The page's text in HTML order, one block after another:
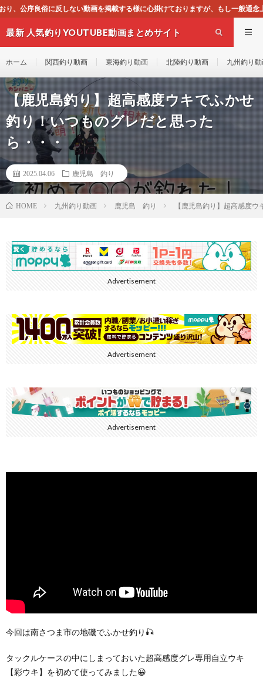
る様に心掛けておりますが、もし一般通念上不適合と思われる動画がござ
最新 人気釣りYOUTUBE動画まとめサイト
ホーム 関西釣り動画 東海釣り動画 北陸釣り動画 九州釣り
【鹿児島釣り】超高感度ウキでふかせ
釣り！いつものグレだと思った
ら・・・
2025.04.06 鹿児島 釣り
HOME 九州釣り動画 鹿児島 釣り 【鹿児島釣り】超高感度
Advertisement
Advertisement
Advertisement
今回は南さつま市の地磯でふかせ釣り🎣
タックルケースの中にしまっておいた超高感度グレ専用自立ウキ
【彩ウキ】を初めて使ってみました😀